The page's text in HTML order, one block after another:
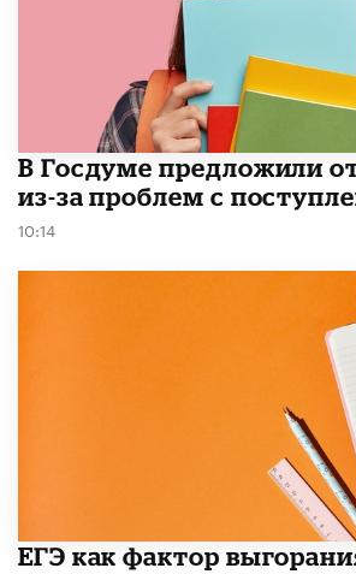
В Госдуме предложили
из-за проблем с
10:14
​ЕГЭ как фактор